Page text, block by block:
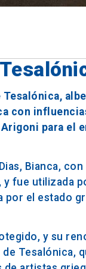
con
para el
Bianca,
y fue utilizada
el estado
y su